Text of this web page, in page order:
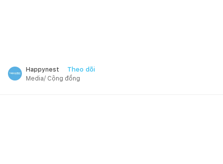
Happynest Theo dõi
Media/ Cộng đồng